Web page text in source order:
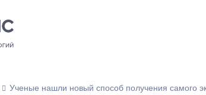
Ученые нашли новый способ получения самого